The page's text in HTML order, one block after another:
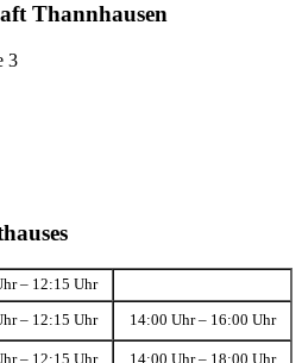
Thannhausen
3
– 12:15 Uhr
– 12:15 Uhr 14:00 Uhr – 16:00 Uhr